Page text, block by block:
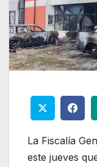
La Fiscalía
este jueves